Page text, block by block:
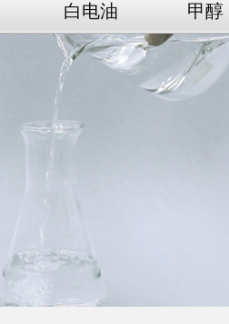
白电油 甲醇